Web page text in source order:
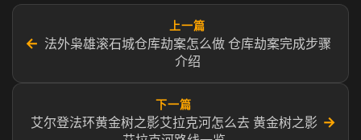
←
上一篇
法外枭雄滚石城仓库劫案怎么做 仓库劫案完成步骤
介绍
下一篇
艾尔登法环黄金树之影艾拉克河怎么去 黄金树之影 →